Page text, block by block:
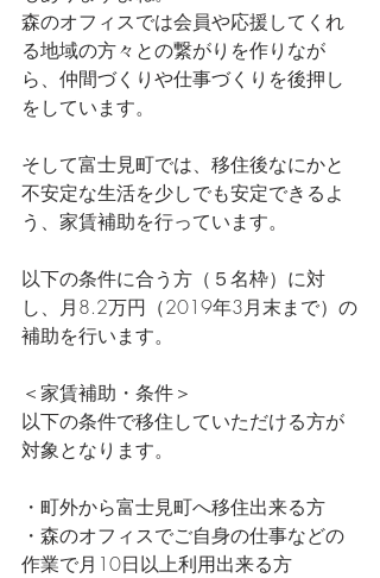
森のオフィスでは会員や応援してくれ
る地域の方々との繋がりを作りなが
ら、仲間づくりや仕事づくりを後押し
をしています。
そして富士見町では、移住後なにかと
不安定な生活を少しでも安定できるよ
う、家賃補助を行っています。
以下の条件に合う方（５名枠）に対
し、月8.2万円（2019年3月末まで）の
補助を行います。
＜家賃補助・条件＞
以下の条件で移住していただける方が
対象となります。
・町外から富士見町へ移住出来る方
・森のオフィスでご自身の仕事などの
作業で月10日以上利用出来る方